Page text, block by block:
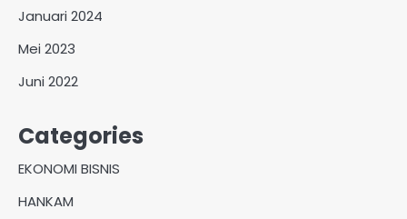
Januari 2024
Mei 2023
Juni 2022
Categories
EKONOMI BISNIS
HANKAM